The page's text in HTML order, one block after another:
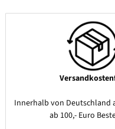
Innerhalb von Deutschland
ab 100,- Euro